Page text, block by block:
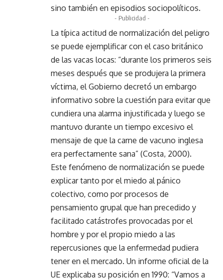
sino también en episodios sociopolíticos.
- Publicidad -
La típica actitud de normalización del peligro
se puede ejemplificar con el caso británico
de las vacas locas: “durante los primeros seis
meses después que se produjera la primera
víctima, el Gobierno decretó un embargo
informativo sobre la cuestión para evitar que
cundiera una alarma injustificada y luego se
mantuvo durante un tiempo excesivo el
mensaje de que la carne de vacuno inglesa
era perfectamente sana” (Costa, 2000).
Este fenómeno de normalización se puede
explicar tanto por el miedo al pánico
colectivo, como por procesos de
pensamiento grupal que han precedido y
facilitado catástrofes provocadas por el
hombre y por el propio miedo a las
repercusiones que la enfermedad pudiera
tener en el mercado. Un informe oficial de la
UE explicaba su posición en 1990: “Vamos a